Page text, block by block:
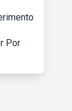
Por